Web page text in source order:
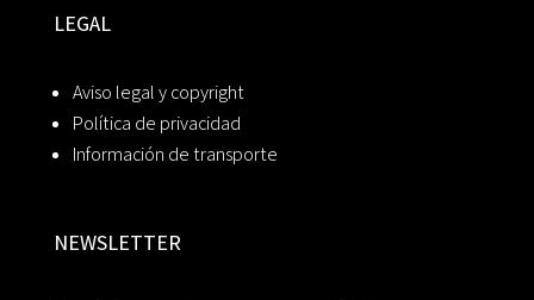
LEGAL
Aviso legal y copyright
Política de privacidad
Información de transporte
NEWSLETTER